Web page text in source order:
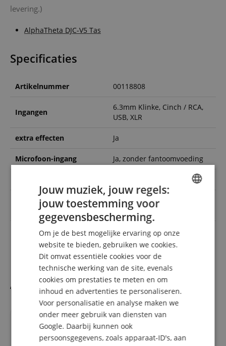
levering.)
AlphaTheta DJC-V5 Tas
Specificaties
Artikelnummer 00118808
Ingangen
6.3mm Klinke, Cinch / RCA,
USB, XLR
extra effecten Ja
Microfoon-ingang Ja, zonder fantoomvoeding
Uitgangen
6.3mm Klinke, Cinch / RCA,
USB, XLR
Voice Over / Ducker
Ja
Accesoires
past precies
ITALIAN
SPANISH
Jouw muziek, jouw regels:
jouw toestemming voor
gegevensbescherming.
Om je de best mogelijke ervaring op onze
website te bieden, gebruiken we cookies.
Dit omvat essentiële cookies voor de
technische werking van de site, evenals
cookies om prestaties te meten en om
inhoud en advertenties te personaliseren.
Voor personalisatie en analyse maken we
onder meer gebruik van diensten van
Google. Daarbij kunnen ook
persoonsgegevens, zoals apparaat-ID's, aan